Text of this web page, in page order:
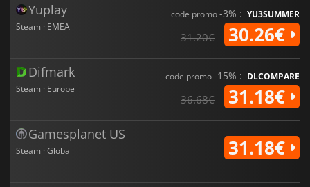
Yuplay
Steam · EMEA
code promo-3% : YU3SUMMER
31.20€ 30.26€
Difmark
Steam · Europe
code promo-15% : DLCOMPARE
36.68€ 31.18€
Gamesplanet US
Steam · Global 31.18€